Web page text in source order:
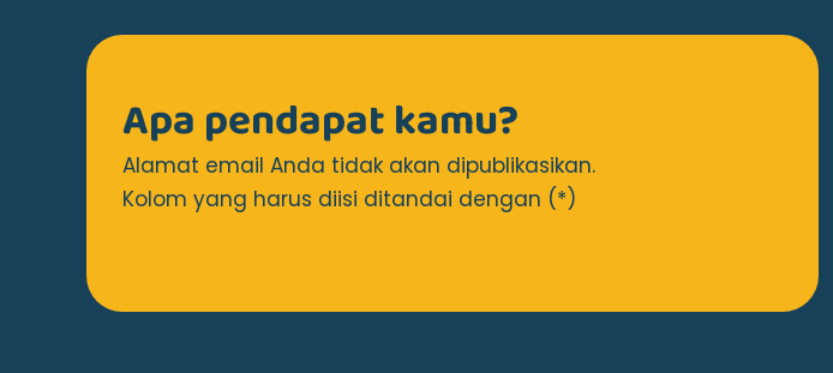
Apa pendapat kamu?
Alamat email Anda tidak akan dipublikasikan.
Kolom yang harus diisi ditandai dengan (*)